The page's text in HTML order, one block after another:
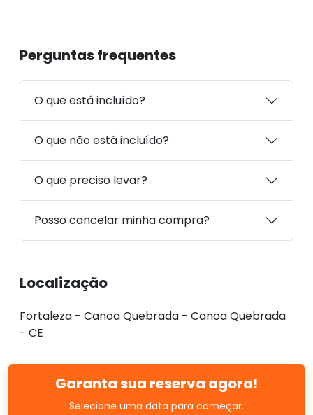
Perguntas frequentes
O que está incluído?
O que não está incluído?
O que preciso levar?
Posso cancelar minha compra?
Localização
Fortaleza - Canoa Quebrada - Canoa Quebrada
- CE
Garanta sua reserva agora!
Selecione uma data para começar.